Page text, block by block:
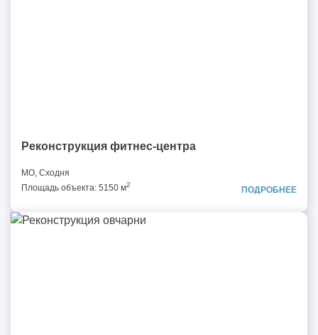
Реконструкция фитнес-центра
МО, Сходня
Площадь объекта: 5150 м2
ПОДРОБНЕЕ